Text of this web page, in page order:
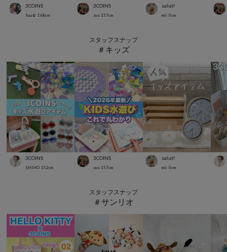
3COINS
Suu☺︎ 168cm
3COINS
aya 157cm
salut!
mii 0cm
スタッフスナップ
＃キッズ
3COINS
SHIHO 152cm
3COINS
aya 157cm
salut!
mii 0cm
スタッフスナップ
＃サンリオ